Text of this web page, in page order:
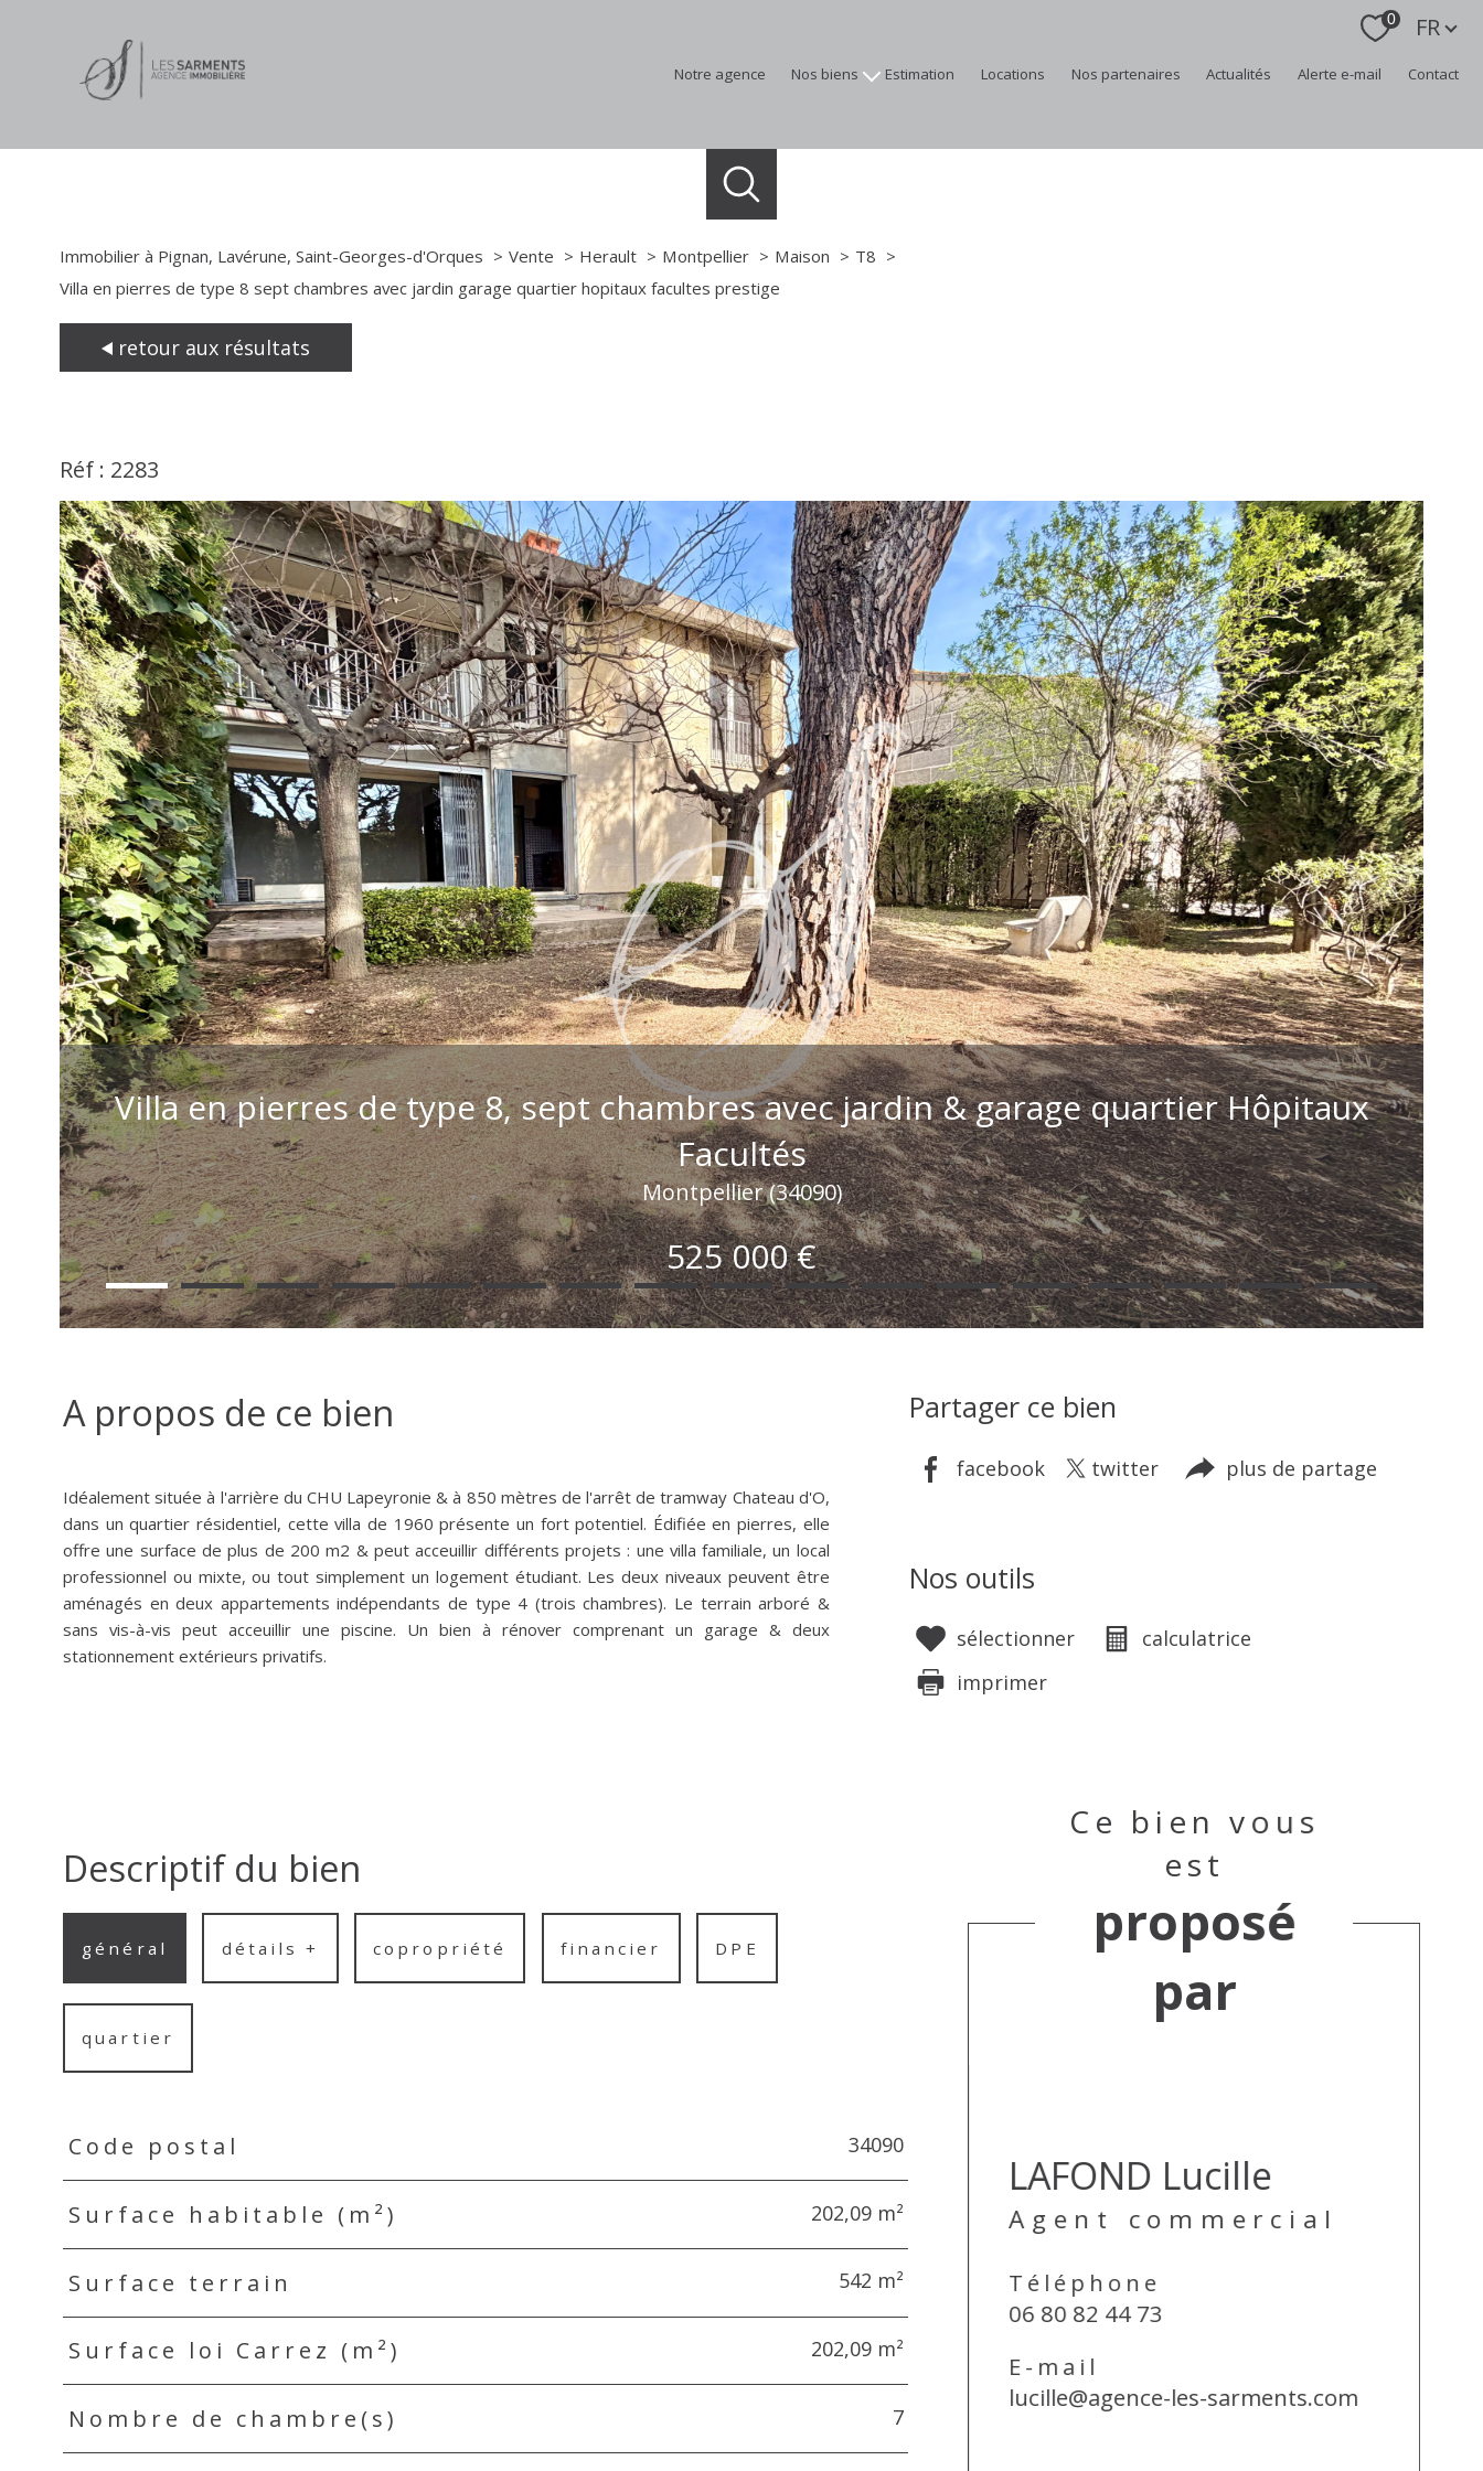
0 Langue
FR
notre agence nos biens
maisons
estimation locations nos partenaires actualités alerte e-mail contact
Immobilier à Pignan, Lavérune, Saint-Georges-d'Orques Vente Herault Montpellier Maison
T8
Villa en pierres de type 8 sept chambres avec jardin garage quartier hopitaux facultes prestige
retour aux résultats
Réf : 2283
Villa en pierres de type 8, sept chambres avec jardin & garage quartier Hôpitaux
Facultés
Montpellier (34090)
525 000 €
A propos de ce bien
Idéalement située à l'arrière du CHU Lapeyronie & à 850 mètres de l'arrêt de tramway Chateau d'O,
dans un quartier résidentiel, cette villa de 1960 présente un fort potentiel. Édifiée en pierres, elle
offre une surface de plus de 200 m2 & peut acceuillir différents projets : une villa familiale, un local
professionnel ou mixte, ou tout simplement un logement étudiant. Les deux niveaux peuvent être
aménagés en deux appartements indépendants de type 4 (trois chambres). Le terrain arboré &
sans vis-à-vis peut acceuillir une piscine. Un bien à rénover comprenant un garage & deux
stationnement extérieurs privatifs.
Partager ce bien
facebook twitter plus de partage
Nos outils
sélectionner
calculatrice
imprimer
Descriptif du bien
général détails + copropriété financier DPE
quartier
TRAD_PAMPERO_Caracteristique
Code postal 34090
Surface habitable (m²) 202,09 m²
Surface terrain 542 m²
Surface loi Carrez (m²) 202,09 m²
Nombre de chambre(s) 7
Ce bien vous
est
proposé
par
LAFOND Lucille
Agent commercial
Téléphone
06 80 82 44 73
E-mail
lucille@agence-les-sarments.com